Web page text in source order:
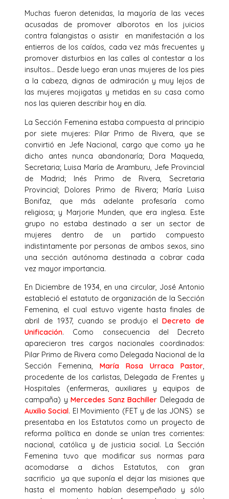
Muchas fueron detenidas, la mayoría de las veces
acusadas de promover alborotos en los juicios
contra falangistas o asistir en manifestación a los
entierros de los caídos, cada vez más frecuentes y
promover disturbios en las calles al contestar a los
insultos… Desde luego eran unas mujeres de los pies
a la cabeza, dignas de admiración y muy lejos de
las mujeres mojigatas y metidas en su casa como
nos las quieren describir hoy en día.
La Sección Femenina estaba compuesta al principio
por siete mujeres: Pilar Primo de Rivera, que se
convirtió en Jefe Nacional, cargo que como ya he
dicho antes nunca abandonaría; Dora Maqueda,
Secretaria; Luisa María de Aramburu, Jefe Provincial
de Madrid; Inés Primo de Rivera, Secretaria
Provincial; Dolores Primo de Rivera; María Luisa
Bonifaz, que más adelante profesaría como
religiosa; y Marjorie Munden, que era inglesa. Este
grupo no estaba destinado a ser un sector de
mujeres dentro de un partido compuesto
indistintamente por personas de ambos sexos, sino
una sección autónoma destinada a cobrar cada
vez mayor importancia.
En Diciembre de 1934, en una circular, José Antonio
estableció el estatuto de organización de la Sección
Femenina, el cual estuvo vigente hasta finales de
abril de 1937, cuando se produjo elDecreto de
Unificación. Como consecuencia del Decreto
aparecieron tres cargos nacionales coordinados:
Pilar Primo de Rivera como Delegada Nacional de la
Sección Femenina, María Rosa Urraca Pastor,
procedente de los carlistas, Delegada de Frentes y
Hospitales (enfermeras, auxiliares y equipos de
campaña) y Mercedes Sanz Bachiller Delegada de
Auxilio Social. El Movimiento (FET y de las JONS) se
presentaba en los Estatutos como un proyecto de
reforma política en donde se unían tres corrientes:
nacional, católica y de justicia social. La Sección
Femenina tuvo que modificar sus normas para
acomodarse a dichos Estatutos, con gran
sacrificio ya que suponía el dejar las misiones que
hasta el momento habían desempeñado y sólo